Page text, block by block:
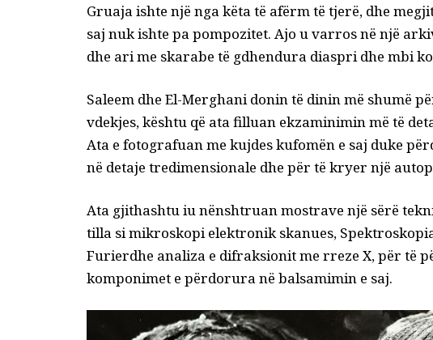
Gruaja ishte një nga këta të afërm të tjerë, dhe
saj nuk ishte pa pompozitet. Ajo u varros në një
dhe ari me skarabe të gdhendura diaspri dhe mbi
Saleem dhe El-Merghani donin të dinin më shumë
vdekjes, kështu që ata filluan ekzaminimin më të
Ata e fotografuan me kujdes kufomën e saj duke
në detaje tredimensionale dhe për të kryer një
Ata gjithashtu iu nënshtruan mostrave një sërë
tilla si mikroskopi elektronik skanues,
Furierdhe analiza e difraksionit me rreze X, për të
komponimet e përdorura në balsamimin e saj.